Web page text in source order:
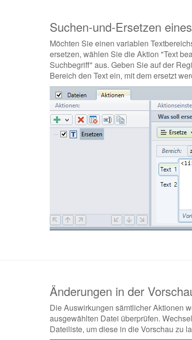
Suchen-und-Ersetzen
Möchten Sie einen variablen
ersetzen, wählen Sie die Aktion "Text
Suchbegriff" aus. Geben Sie auf der
Bereich den Text ein, mit dem ersetzt
Änderungen in der
Die Auswirkungen sämtlicher Aktionen
ausgewählten Datei überprüfen.
Dateiliste, um diese in die Vorschau zu